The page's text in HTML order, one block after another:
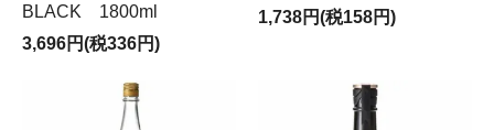
BLACK 1800ml
3,696円(税336円)
1,738円(税158円)